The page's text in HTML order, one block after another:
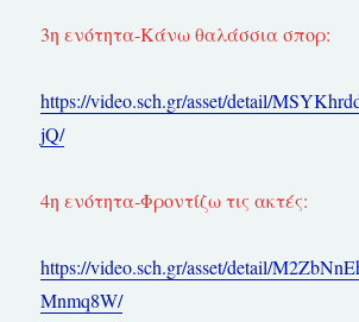
3η ενότητα-Κάνω θαλάσσια σπορ:
https://video.sch.gr/asset/detail/
jQ/
4η ενότητα-Φροντίζω τις ακτές:
https://video.sch.gr/asset/detail/
Mnmq8W/